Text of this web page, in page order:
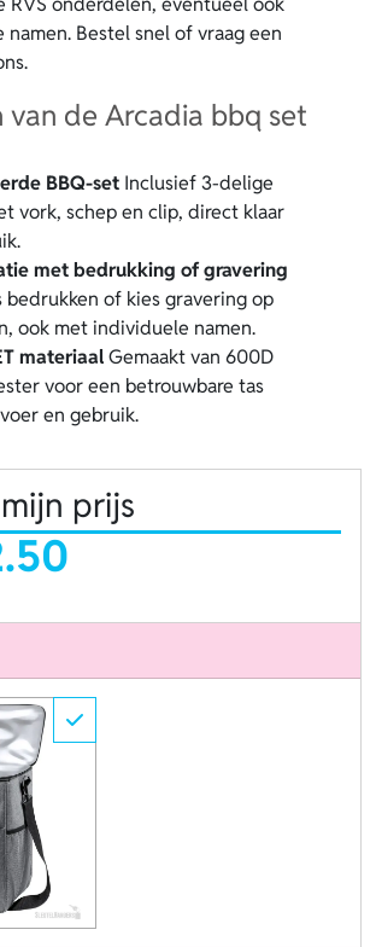
Bestel snel of vraag een
van de Arcadia bbq set
BBQ-set Inclusief 3-delige
vork, schep en clip, direct klaar
met bedrukking of gravering
bedrukken of kies gravering op
ook met individuele namen.
materiaalGemaakt van 600D
voor een betrouwbare tas
en gebruik.
prijs